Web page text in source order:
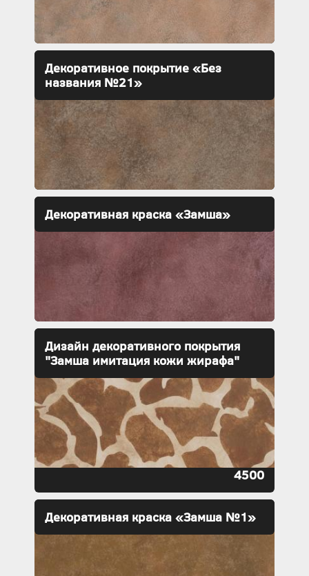
Декоративное покрытие «Без
названия №21»
Декоративная краска «Замша»
Дизайн декоративного покрытия
"Замша имитация кожи жирафа"
4500
Декоративная краска «Замша №1»